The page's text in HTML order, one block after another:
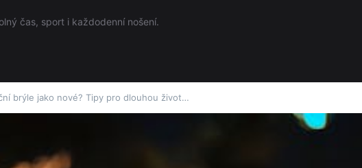
čas, sport i každodenní nošení.
brýle jako nové? Tipy pro dlouhou život…